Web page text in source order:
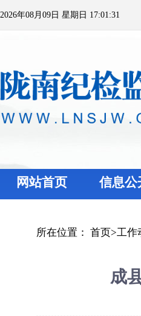
2026年08月09日 星期日 17:01:31
网站首页 信息公
所在位置： 首页>工作
成